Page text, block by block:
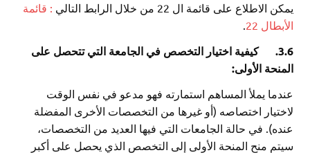
يمكن الاطلاع على قائمة ال 22 من خلال الرابط التالي
: قائمة
الأبطال 22
.
3.6.
كيفية اختيار التخصص في الجامعة التي تتحصل على
المنحة الأولى:
عندما يملأ المساهم استمارته فهو مدعو في نفس الوقت
لاختيار اختصاصه (أو غيرها من التخصصات الأخرى المفضلة
عنده). في حالة الجامعات التي فيها العديد من التخصصات،
سيتم منح المنحة الأولى إلى التخصص الذي يحصل على أكبر